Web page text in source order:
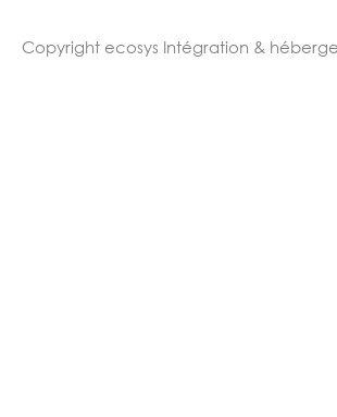
Copyright ecosys Intégration &